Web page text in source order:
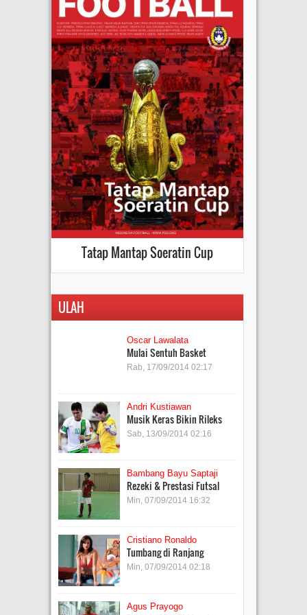
Tatap Mantap Soeratin Cup
ULAH
Oscar Lawalata
Mulai Sentuh Basket
Rab, 17/09/2014 02:17
Andri Kustiawan
Musik Keras Bikin Rileks
Sab, 13/09/2014 02:16
Bambang Bayu Saptaji
Rezeki & Prestasi Futsal
Min, 07/09/2014 16:32
Cristiano Ronaldo
Tumbang di Ranjang
Min, 07/09/2014 02:18
Agus Prayogo